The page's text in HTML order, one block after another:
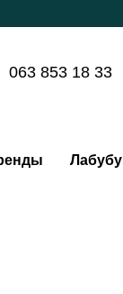
063 853 18 33
Лабубу